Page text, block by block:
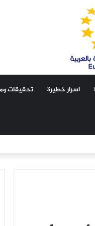
اسرار خطيرة تحقيقات